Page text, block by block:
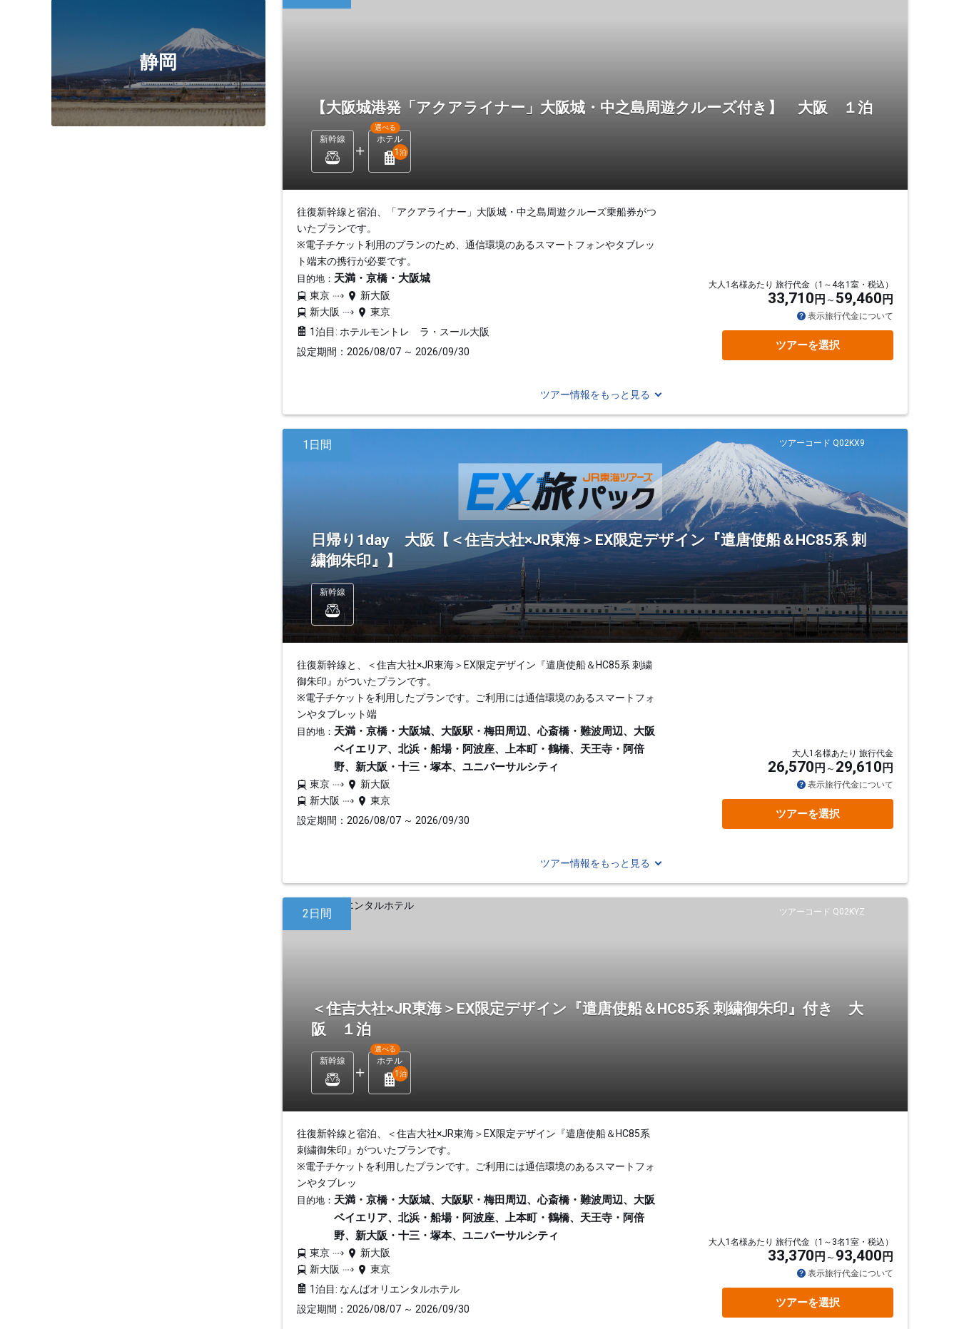
静岡
【大阪城港発「アクアライナー」大阪城・中之島周遊クルーズ付き】 大阪 １泊
新幹線 ホテル
選べる
1 泊
往復新幹線と宿泊、「アクアライナー」大阪城・中之島周遊クルーズ乗船券がつ
いたプランです。
※電子チケット利用のプランのため、通信環境のあるスマートフォンやタブレッ
ト端末の携行が必要です。
目的地： 天満・京橋・大阪城
東京
新大阪
新大阪
東京
1泊目: ホテルモントレ ラ・スール大阪
設定期間：2026/08/07 ～ 2026/09/30
大人1名様あたり 旅行代金（1～4名1室・税込）
33,710 円 59,460 円
表示旅行代金について
ツアーを選択
ツアー情報をもっと見る
ツアーコード Q02KX9
1日間
日帰り1day 大阪【＜住吉大社×JR東海＞EX限定デザイン『遣唐使船＆HC85系 刺
繍御朱印』】
新幹線
往復新幹線と、＜住吉大社×JR東海＞EX限定デザイン『遣唐使船＆HC85系 刺繍
御朱印』がついたプランです。
※電子チケットを利用したプランです。ご利用には通信環境のあるスマートフォ
ンやタブレット端
目的地： 天満・京橋・大阪城、大阪駅・梅田周辺、心斎橋・難波周辺、大阪
ベイエリア、北浜・船場・阿波座、上本町・鶴橋、天王寺・阿倍
野、新大阪・十三・塚本、ユニバーサルシティ
東京
新大阪
新大阪
東京
設定期間：2026/08/07 ～ 2026/09/30
大人1名様あたり 旅行代金
26,570 円 29,610 円
表示旅行代金について
ツアーを選択
ツアー情報をもっと見る
ツアーコード Q02KYZ
2日間
＜住吉大社×JR東海＞EX限定デザイン『遣唐使船＆HC85系 刺繍御朱印』付き 大
阪 １泊
新幹線 ホテル
選べる
1 泊
往復新幹線と宿泊、＜住吉大社×JR東海＞EX限定デザイン『遣唐使船＆HC85系
刺繍御朱印』がついたプランです。
※電子チケットを利用したプランです。ご利用には通信環境のあるスマートフォ
ンやタブレッ
目的地： 天満・京橋・大阪城、大阪駅・梅田周辺、心斎橋・難波周辺、大阪
ベイエリア、北浜・船場・阿波座、上本町・鶴橋、天王寺・阿倍
野、新大阪・十三・塚本、ユニバーサルシティ
東京
新大阪
新大阪
東京
1泊目: なんばオリエンタルホテル
設定期間：2026/08/07 ～ 2026/09/30
大人1名様あたり 旅行代金（1～3名1室・税込）
33,370 円 93,400 円
表示旅行代金について
ツアーを選択